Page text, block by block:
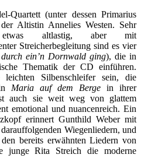
Quartett (unter dessen Primarius
Altistin Annelies Westen. Sehr
etwas altlastig, aber mit
Streicherbegleitung sind es vier
ein’n Dornwald ging), die in
Thematik der CD einführen.
Silbenschleifer sein, die
Maria auf dem Berge in ihrer
auch sie weit weg von glattem
emotional und nuancenreich. Ein
erinnert Gunthild Weber mit
Wiegenliedern, und
bereits erwähnten Liedern von
junge Rita Streich die moderne